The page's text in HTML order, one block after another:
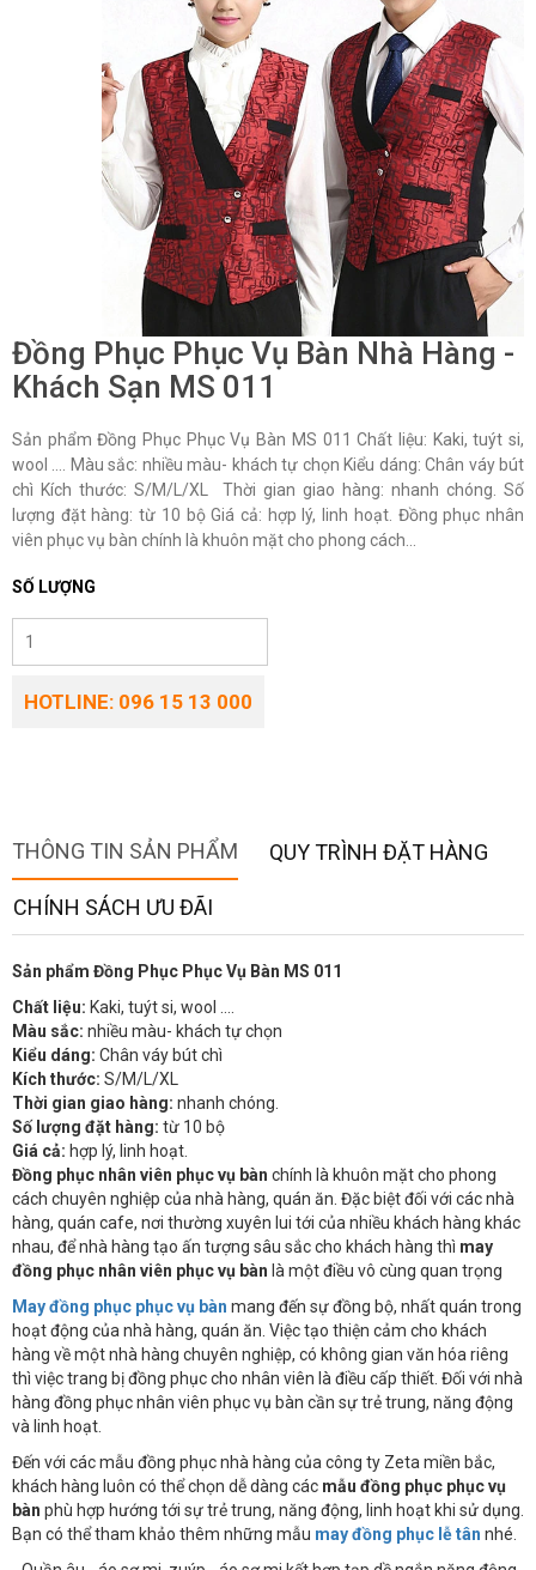
Đồng Phục Phục Vụ Bàn Nhà Hàng -
Khách Sạn MS 011
Sản phẩm Đồng Phục Phục Vụ Bàn MS 011 Chất liệu: Kaki, tuýt si,
wool …. Màu sắc: nhiều màu- khách tự chọn Kiểu dáng: Chân váy bút
chì Kích thước: S/M/L/XL Thời gian giao hàng: nhanh chóng. Số
lượng đặt hàng: từ 10 bộ Giá cả: hợp lý, linh hoạt. Đồng phục nhân
viên phục vụ bàn chính là khuôn mặt cho phong cách...
SỐ LƯỢNG
HOTLINE: 096 15 13 000
THÔNG TIN SẢN PHẨM QUY TRÌNH ĐẶT HÀNG
CHÍNH SÁCH ƯU ĐÃI
Sản phẩm Đồng Phục Phục Vụ Bàn MS 011
Chất liệu: Kaki, tuýt si, wool ….
Màu sắc: nhiều màu- khách tự chọn
Kiểu dáng: Chân váy bút chì
Kích thước: S/M/L/XL
Thời gian giao hàng: nhanh chóng.
Số lượng đặt hàng: từ 10 bộ
Giá cả: hợp lý, linh hoạt.
Đồng phục nhân viên phục vụ bàn chính là khuôn mặt cho phong
cách chuyên nghiệp của nhà hàng, quán ăn. Đặc biệt đối với các nhà
hàng, quán cafe, nơi thường xuyên lui tới của nhiều khách hàng khác
nhau, để nhà hàng tạo ấn tượng sâu sắc cho khách hàng thì may
đồng phục nhân viên phục vụ bàn là một điều vô cùng quan trọng
May đồng phục phục vụ bàn mang đến sự đồng bộ, nhất quán trong
hoạt động của nhà hàng, quán ăn. Việc tạo thiện cảm cho khách
hàng về một nhà hàng chuyên nghiệp, có không gian văn hóa riêng
thì việc trang bị đồng phục cho nhân viên là điều cấp thiết. Đối với nhà
hàng đồng phục nhân viên phục vụ bàn cần sự trẻ trung, năng động
và linh hoạt.
Đến với các mẫu đồng phục nhà hàng của công ty Zeta miền bắc,
khách hàng luôn có thể chọn dễ dàng các mẫu đồng phục phục vụ
bàn phù hợp hướng tới sự trẻ trung, năng động, linh hoạt khi sử dụng.
Bạn có thể tham khảo thêm những mẫu may đồng phục lễ tân nhé.